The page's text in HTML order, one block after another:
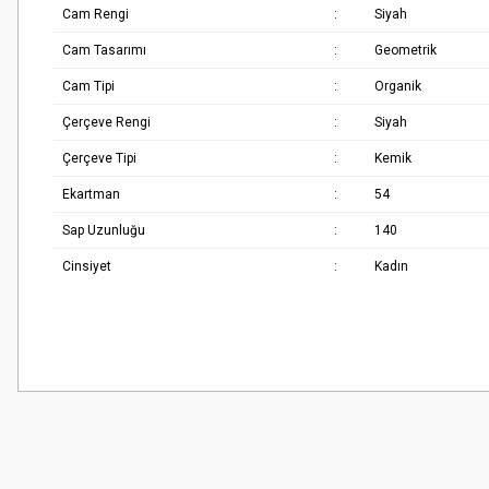
Cam Rengi : Siyah
Cam Tasarımı : Geometrik
Cam Tipi : Organik
Çerçeve Rengi : Siyah
Çerçeve Tipi : Kemik
Ekartman : 54
Sap Uzunluğu : 140
Cinsiyet : Kadın
Görüş ve önerileriniz için teşekkür ederiz.